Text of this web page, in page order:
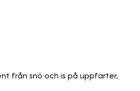
från snö och is på uppfarter,